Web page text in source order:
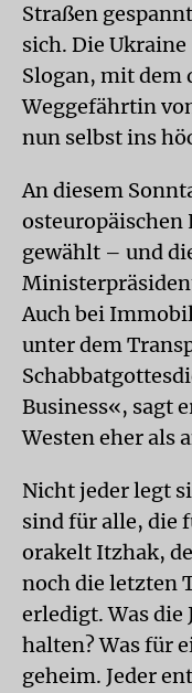
Straßen
sich. Die
Slogan, mit dem
Weggefährtin
nun selbst ins
An diesem
osteuropäischen
gewählt – und
Auch bei
unter dem
Business«, sagt
Westen eher als
Nicht jeder legt
sind für alle, die
orakelt Itzhak,
noch die letzten
erledigt. Was die
halten? Was für
geheim. Jeder